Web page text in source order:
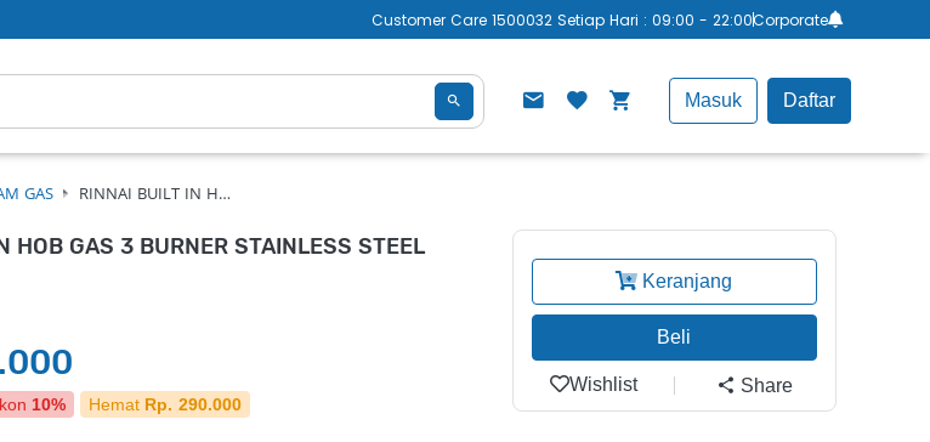
Customer Care 1500032 Setiap Hari : 09:00 - 22:00Corporate
Masuk Daftar
GAS RINNAI BUILT IN H…
HOB GAS 3 BURNER STAINLESS STEEL
10% Hemat Rp. 290.000
Keranjang
Beli
Wishlist Share